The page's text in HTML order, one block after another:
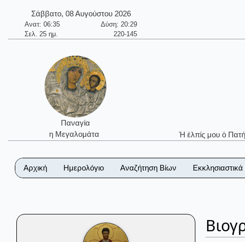
Σάββατο, 08 Αυγούστου 2026
Ανατ: 06:35
Δύση: 20:29
Σελ. 25 ημ.
220-145
Παναγία
η Μεγαλομάτα
Ἡ ἐλπίς μου ὁ
Αρχική Ημερολόγιο Αναζήτηση Βίων Εκκλησιαστικά